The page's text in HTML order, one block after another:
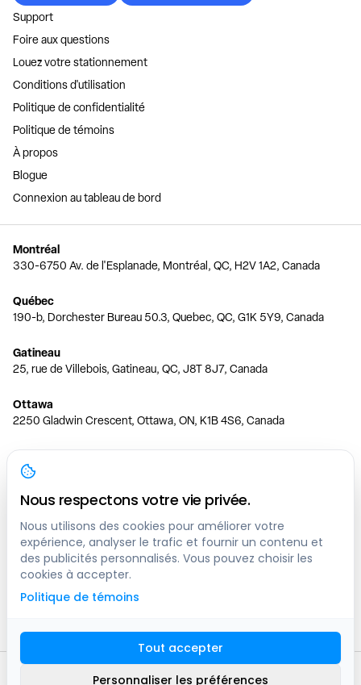
Support
Foire aux questions
Louez votre stationnement
Conditions d'utilisation
Politique de confidentialité
Politique de témoins
À propos
Blogue
Connexion au tableau de bord
Montréal
330-6750 Av. de l'Esplanade, Montréal, QC, H2V 1A2, Canada
Québec
190-b, Dorchester Bureau 50.3, Quebec, QC, G1K 5Y9, Canada
Gatineau
25, rue de Villebois, Gatineau, QC, J8T 8J7, Canada
Ottawa
2250 Gladwin Crescent, Ottawa, ON, K1B 4S6, Canada
Toronto
150 Ferrand Dr, 6th Floor, Toronto, ON, M3C 3E5, Canada
Vancouver
1200 W 73rd Ave #1415, Vancouver, BC, V6P 6G5, Canada
Calgary
444 5 Ave SW #400 Calgary, AB, T2P 2T8, Canada
2016 -2026
Nous respectons votre vie privée.
Nous utilisons des cookies pour améliorer votre
expérience, analyser le trafic et fournir un contenu et
des publicités personnalisés. Vous pouvez choisir les
cookies à accepter.
Politique de témoins
Tout accepter
Personnaliser les préférences